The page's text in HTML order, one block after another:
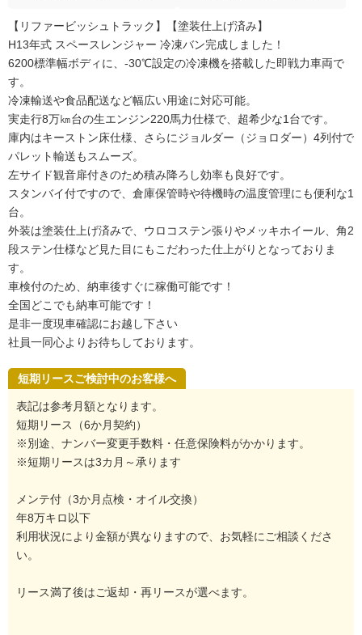
【リファービッシュトラック】【塗装仕上げ済み】
H13年式 スペースレンジャー 冷凍バン完成しました！
6200標準幅ボディに、-30℃設定の冷凍機を搭載した即戦力車両で
す。
冷凍輸送や食品配送など幅広い用途に対応可能。
実走行8万㎞台の生エンジン220馬力仕様で、超希少な1台です。
庫内はキーストン床仕様、さらにジョルダー（ジョロダー）4列付で
パレット輸送もスムーズ。
左サイド観音扉付きのため積み降ろし効率も良好です。
スタンバイ付ですので、倉庫保管時や待機時の温度管理にも便利な1
台。
外装は塗装仕上げ済みで、ウロコステン張りやメッキホイール、角2
段ステン仕様など見た目にもこだわった仕上がりとなっておりま
す。
車検付のため、納車後すぐに稼働可能です！
全国どこでも納車可能です！
是非一度現車確認にお越し下さい
社員一同心よりお待ちしております。
短期リースご検討中のお客様へ
表記は参考月額となります。
短期リース（6か月契約）
※別途、ナンバー変更手数料・任意保険料がかかります。
※短期リースは3カ月～承ります
メンテ付（3か月点検・オイル交換）
年8万キロ以下
利用状況により金額が異なりますので、お気軽にご相談くださ
い。
リース満了後はご返却・再リースが選べます。